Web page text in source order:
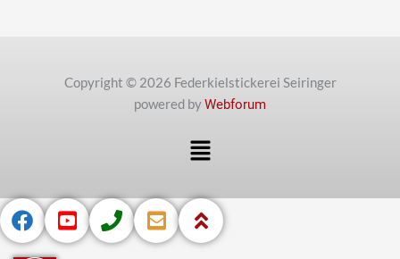
Copyright © 2026 Federkielstickerei Seiringer
powered byWebforum
Menü